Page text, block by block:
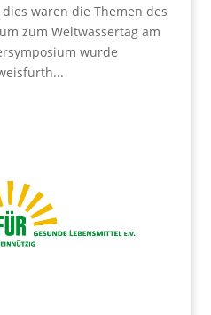
waren die Themen des
zum Weltwassertag am
wurde